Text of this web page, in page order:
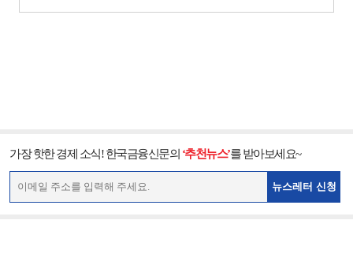
가장 핫한 경제 소식! 한국금융신문의 ‘추천뉴스’를 받아보세요~
뉴스레터 신청